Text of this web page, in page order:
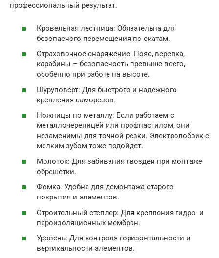
профессиональный результат.
Кровельная лестница: Обязательна для
безопасного перемещения по скатам.
Страховочное снаряжение: Пояс, веревка,
карабины – безопасность превыше всего,
особенно при работе на высоте.
Шуруповерт: Для быстрого и надежного
крепления саморезов.
Ножницы по металлу: Если работаем с
металлочерепицей или профнастилом, они
незаменимы для точной резки. Электролобзик с
мелким зубом тоже подойдет.
Молоток: Для забивания гвоздей при монтаже
обрешетки.
Фомка: Удобна для демонтажа старого
покрытия и элементов.
Строительный степлер: Для крепления гидро- и
пароизоляционных мембран.
Уровень: Для контроля горизонтальности и
вертикальности элементов.